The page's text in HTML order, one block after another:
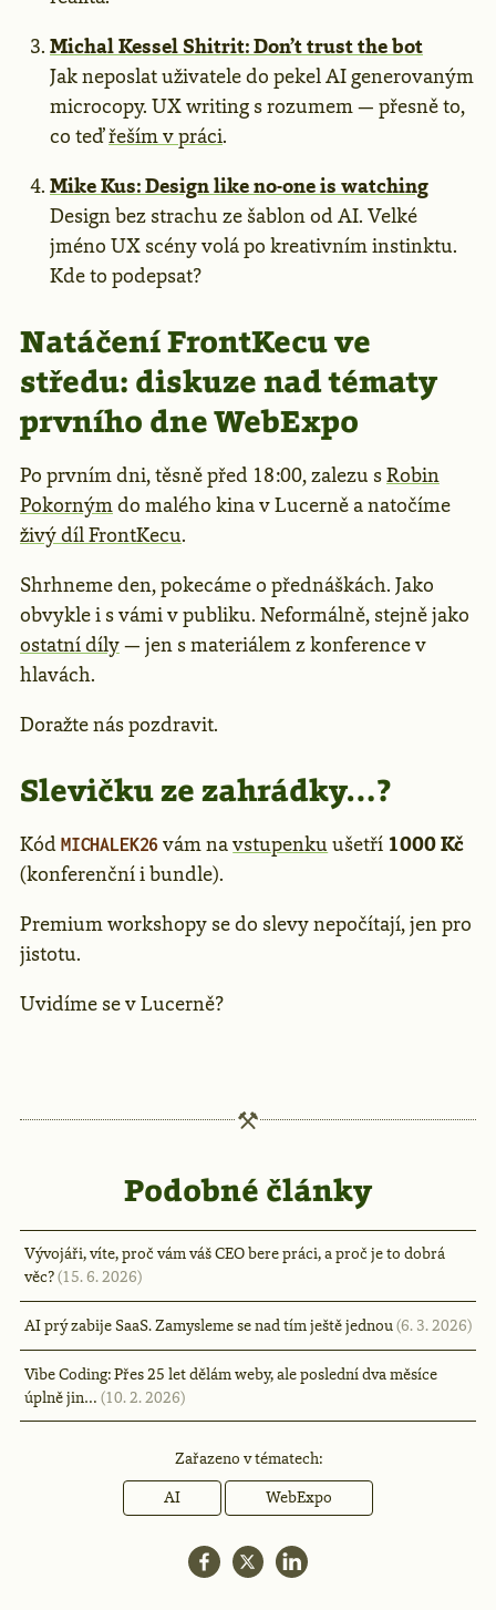
Michal Kessel Shitrit: Don’t trust the bot
Jak neposlat uživatele do pekel AI generovaným
microcopy. UX writing s rozumem — přesně to,
co teďřeším v práci.
Mike Kus: Design like no-one is watching
Design bez strachu ze šablon od AI. Velké
jméno UX scény volá po kreativním instinktu.
Kde to podepsat?
Natáčení FrontKecu ve
středu: diskuze nad tématy
prvního dne WebExpo
Po prvním dni, těsně před 18:00, zalezu sRobin
Pokornýmdo malého kina v Lucerně a natočíme
živý díl FrontKecu.
Shrhneme den, pokecáme o přednáškách. Jako
obvykle i s vámi v publiku. Neformálně, stejně jako
ostatní díly— jen s materiálem z konference v
hlavách.
Doražte nás pozdravit.
Slevičku ze zahrádky…?
Kód MICHALEK26 vám navstupenku ušetří 1000 Kč
(konferenční i bundle).
Premium workshopy se do slevy nepočítají, jen pro
jistotu.
Uvidíme se v Lucerně?
Podobné články
Vývojáři, víte, proč vám váš CEO bere práci, a proč je to dobrá
věc?(15. 6. 2026)
AI prý zabije SaaS. Zamysleme se nad tím ještě jednou(6. 3. 2026)
Vibe Coding: Přes 25 let dělám weby, ale poslední dva měsíce
úplně jin… (10. 2. 2026)
Zařazeno v tématech:
AI
WebExpo